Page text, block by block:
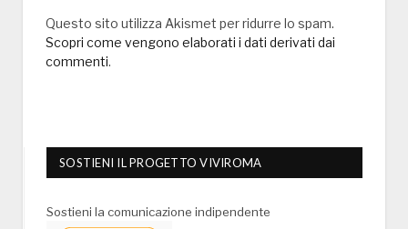
Questo sito utilizza Akismet per ridurre lo spam.
Scopri come vengono elaborati i dati derivati dai
commenti.
SOSTIENI IL PROGETTO VIVIROMA
Sostieni la comunicazione indipendente